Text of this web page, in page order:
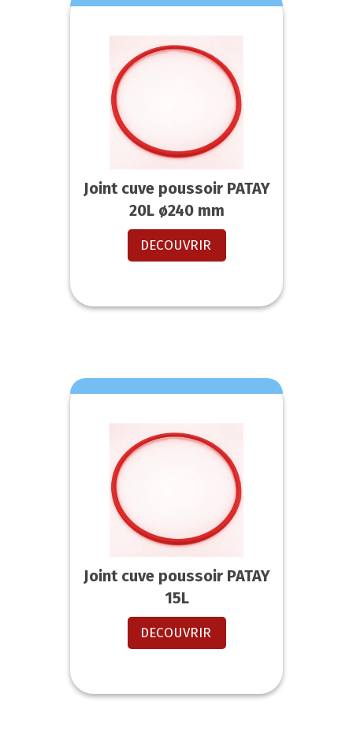
Joint cuve poussoir PATAY
20L ø240 mm
DECOUVRIR
Joint cuve poussoir PATAY
15L
DECOUVRIR